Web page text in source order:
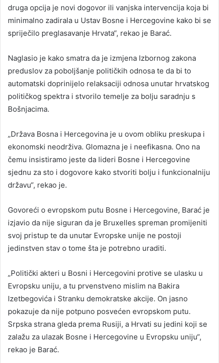
druga opcija je novi dogovor ili vanjska intervencija koja bi
minimalno zadirala u Ustav Bosne i Hercegovine kako bi se
spriječilo preglasavanje Hrvata“, rekao je Barać.
Naglasio je kako smatra da je izmjena Izbornog zakona
preduslov za poboljšanje političkih odnosa te da bi to
automatski doprinijelo relaksaciji odnosa unutar hrvatskog
političkog spektra i stvorilo temelje za bolju saradnju s
Bošnjacima.
„Država Bosna i Hercegovina je u ovom obliku preskupa i
ekonomski neodrživa. Glomazna je i neefikasna. Ono na
čemu insistiramo jeste da lideri Bosne i Hercegovine
sjednu za sto i dogovore kako stvoriti bolju i funkcionalniju
državu“, rekao je.
Govoreći o evropskom putu Bosne i Hercegovine, Barać je
izjavio da nije siguran da je Bruxelles spreman promijeniti
svoj pristup te da unutar Evropske unije ne postoji
jedinstven stav o tome šta je potrebno uraditi.
„Politički akteri u Bosni i Hercegovini protive se ulasku u
Evropsku uniju, a tu prvenstveno mislim na Bakira
Izetbegovića i Stranku demokratske akcije. On jasno
pokazuje da nije potpuno posvećen evropskom putu.
Srpska strana gleda prema Rusiji, a Hrvati su jedini koji se
zalažu za ulazak Bosne i Hercegovine u Evropsku uniju“,
rekao je Barać.